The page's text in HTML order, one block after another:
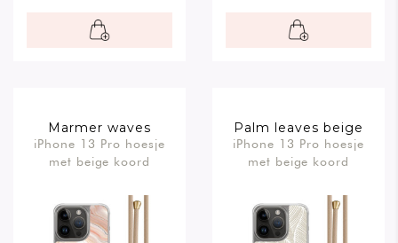
Marmer waves
iPhone 13 Pro hoesje
met beige koord
Palm leaves beige
iPhone 13 Pro hoesje
met beige koord